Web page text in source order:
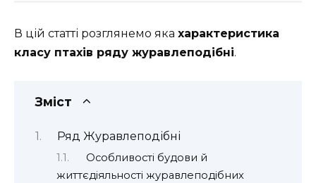
В цій статті розглянемо яка характеристика
класу птахів ряду журавлеподібні.
Зміст
Ряд Журавлеподібні
Особливості будови й
життєдіяльності журавлеподібних